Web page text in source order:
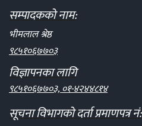
सम्पादकको नाम:
भीमलाल श्रेष्ठ
९८५१०६७७०३
विज्ञापनका लागि
९८५१०६७७०३, ०१-४२४४८१४
सूचना विभागको दर्ता प्रमाणपत्र नं: